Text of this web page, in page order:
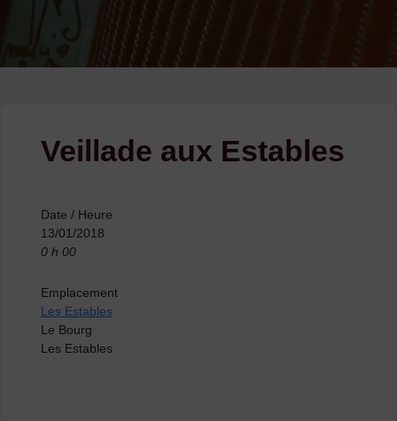
Veillade aux Estables
Date / Heure
13/01/2018
0 h 00
Emplacement
Les Estables
Le Bourg
Les Estables